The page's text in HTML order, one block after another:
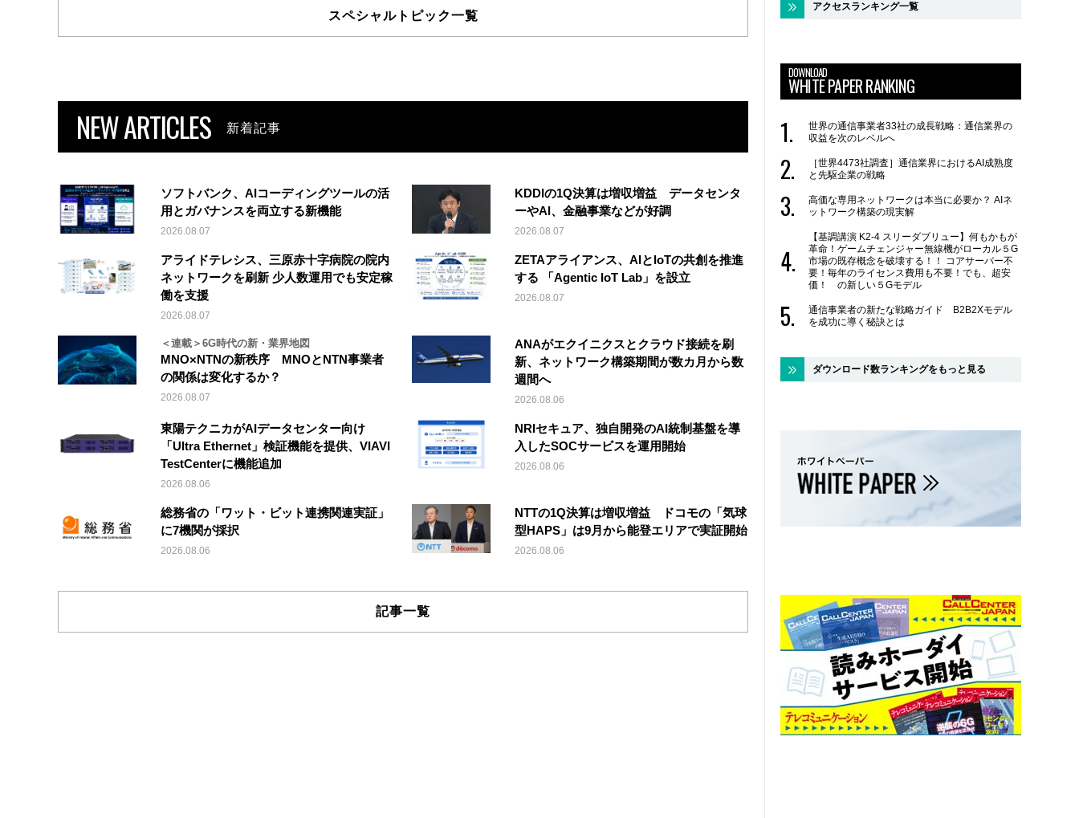
スペシャルトピック一覧
NEW ARTICLES 新着記事
ソフトバンク、AIコーディングツールの活
用とガバナンスを両立する新機能
2026.08.07
KDDIの1Q決算は増収増益 データセンタ
ーやAI、金融事業などが好調
2026.08.07
アライドテレシス、三原赤十字病院の院内
ネットワークを刷新 少人数運用でも安定稼
働を支援
2026.08.07
ZETAアライアンス、AIとIoTの共創を推進
する 「Agentic IoT Lab」を設立
2026.08.07
＜連載＞6G時代の新・業界地図
MNO×NTNの新秩序 MNOとNTN事業者
の関係は変化するか？
2026.08.07
ANAがエクイニクスとクラウド接続を刷
新、ネットワーク構築期間が数カ月から数
週間へ
2026.08.06
東陽テクニカがAIデータセンター向け
「Ultra Ethernet」検証機能を提供、VIAVI
TestCenterに機能追加
2026.08.06
NRIセキュア、独自開発のAI統制基盤を導
入したSOCサービスを運用開始
2026.08.06
総務省の「ワット・ビット連携関連実証」
に7機関が採択
2026.08.06
NTTの1Q決算は増収増益 ドコモの「気球
型HAPS」は9月から能登エリアで実証開始
2026.08.06
記事一覧
アクセスランキング一覧
DOWNLOAD
WHITE PAPER RANKING
世界の通信事業者33社の成長戦略：通信業界の
収益を次のレベルへ
［世界4473社調査］通信業界におけるAI成熟度
と先駆企業の戦略
高価な専用ネットワークは本当に必要か？ AIネ
ットワーク構築の現実解
【基調講演 K2-4 スリーダブリュー】何もかもが
革命！ゲームチェンジャー無線機がローカル５G
市場の既存概念を破壊する！！ コアサーバー不
要！毎年のライセンス費用も不要！でも、超安
価！ の新しい５Gモデル
通信事業者の新たな戦略ガイド B2B2Xモデル
を成功に導く秘訣とは
ダウンロード数ランキングをもっと見る